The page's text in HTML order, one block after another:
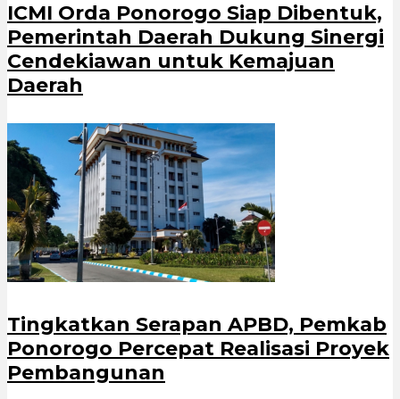
ICMI Orda Ponorogo Siap Dibentuk,
Pemerintah Daerah Dukung Sinergi
Cendekiawan untuk Kemajuan
Daerah
Tingkatkan Serapan APBD, Pemkab
Ponorogo Percepat Realisasi Proyek
Pembangunan